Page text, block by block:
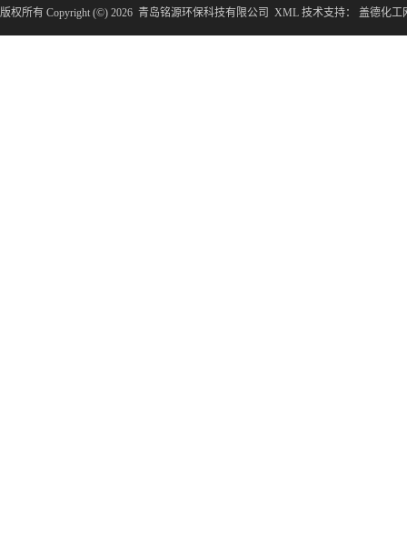
版权所有 Copyright (©) 2026 青岛铭源环保科技有限公司 XML 技术支持： 盖德化工